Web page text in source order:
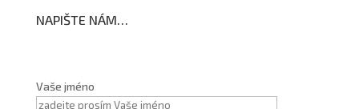
NAPIŠTE NÁM…
Vaše jméno